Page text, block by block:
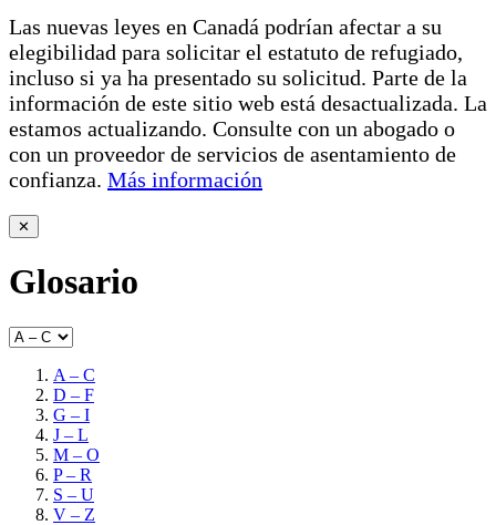
Las nuevas leyes en Canadá podrían afectar a su
elegibilidad para solicitar el estatuto de refugiado,
incluso si ya ha presentado su solicitud. Parte de la
información de este sitio web está desactualizada. La
estamos actualizando. Consulte con un abogado o
con un proveedor de servicios de asentamiento de
confianza. Más información
✕
Glosario
A – C
D – F
G – I
J – L
M – O
P – R
S – U
V – Z